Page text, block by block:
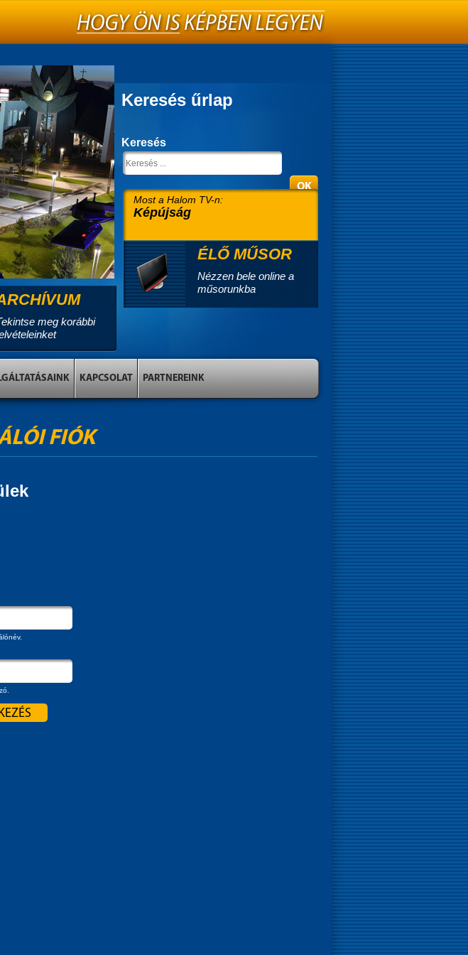
Keresés űrlap
Keresés
Most a Halom TV-n:
Képújság
ÉLŐ MŰSOR
Nézzen bele online a
műsorunkba
meg korábbi
KAPCSOLAT PARTNEREINK
FIÓK